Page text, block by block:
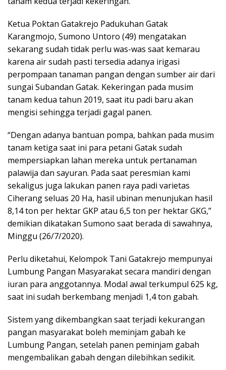
Ketua Poktan Gatakrejo Padukuhan Gatak
Karangmojo, Sumono Untoro (49) mengatakan
sekarang sudah tidak perlu was-was saat kemarau
karena air sudah pasti tersedia adanya irigasi
perpompaan tanaman pangan dengan sumber air dari
sungai Subandan Gatak. Kekeringan pada musim
tanam kedua tahun 2019, saat itu padi baru akan
mengisi sehingga terjadi gagal panen.
“Dengan adanya bantuan pompa, bahkan pada musim
tanam ketiga saat ini para petani Gatak sudah
mempersiapkan lahan mereka untuk pertanaman
palawija dan sayuran. Pada saat peresmian kami
sekaligus juga lakukan panen raya padi varietas
Ciherang seluas 20 Ha, hasil ubinan menunjukan hasil
8,14 ton per hektar GKP atau 6,5 ton per hektar GKG,”
demikian dikatakan Sumono saat berada di sawahnya,
Minggu (26/7/2020).
Perlu diketahui, Kelompok Tani Gatakrejo mempunyai
Lumbung Pangan Masyarakat secara mandiri dengan
iuran para anggotannya. Modal awal terkumpul 625 kg,
saat ini sudah berkembang menjadi 1,4 ton gabah.
Sistem yang dikembangkan saat terjadi kekurangan
pangan masyarakat boleh meminjam gabah ke
Lumbung Pangan, setelah panen peminjam gabah
mengembalikan gabah dengan dilebihkan sedikit.